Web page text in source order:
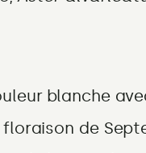
blanche
floraison de